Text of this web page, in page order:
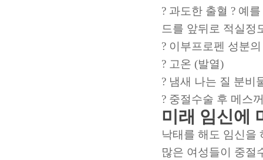
? 과도한 출혈 ? 예
드를 앞뒤로 적실정
? 이부프로펜 성분
? 고온 (발열)
? 냄새 나는 질 분비
? 중절수술 후 메스
미래 임신에
낙태를 해도 임신을
많은 여성들이 중절